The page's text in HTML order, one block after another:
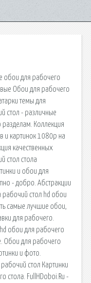
обои для рабочего
Обои для рабочего
темы для
стол - различные
Коллекция
картинок 1080p на
качественных
стол стола
и обои для
- добро. Абстракции
рабочий стол hd обои
самые лучшие обои,
для рабочего.
обои для рабочего
Обои для рабочего
и фото.
стол Картинки
стола. FullHDoboi.Ru -